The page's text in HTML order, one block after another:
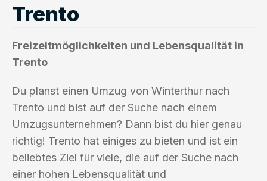
Trento
Freizeitmöglichkeiten und Lebensqualität in
Trento
Du planst einen Umzug von Winterthur nach
Trento und bist auf der Suche nach einem
Umzugsunternehmen? Dann bist du hier genau
richtig! Trento hat einiges zu bieten und ist ein
beliebtes Ziel für viele, die auf der Suche nach
einer hohen Lebensqualität und